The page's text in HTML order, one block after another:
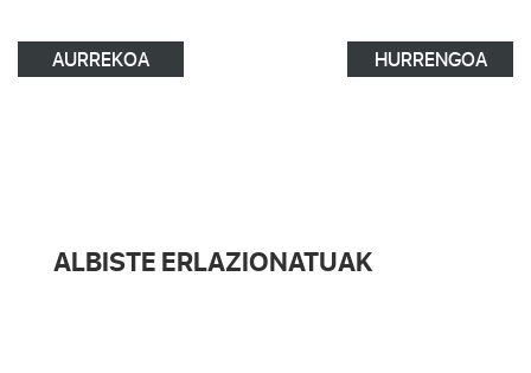
AURREKOA HURRENGOA
ALBISTE ERLAZIONATUAK